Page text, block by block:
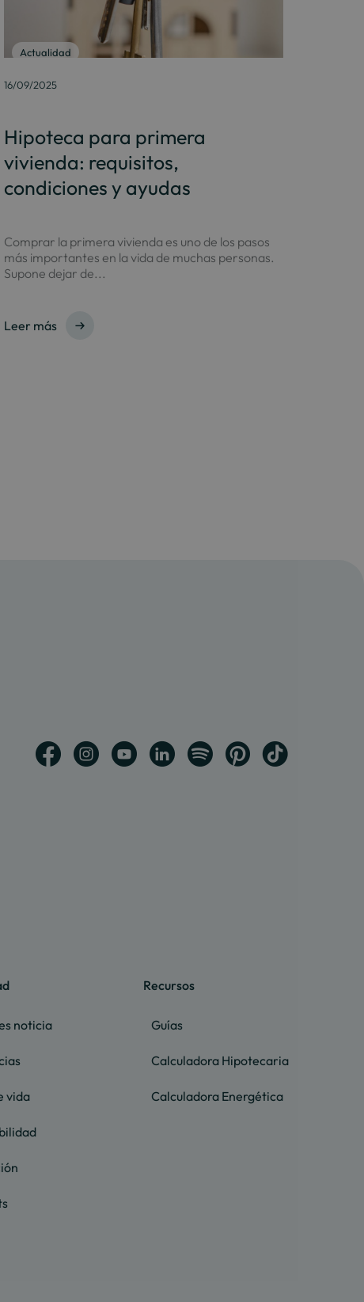
Actualidad
16/09/2025
Hipoteca para primera
vivienda: requisitos,
condiciones y ayudas
Comprar la primera vivienda es uno de los pasos
más importantes en la vida de muchas personas.
Supone dejar de...
Leer más
noticia
vida
Recursos
Guías
Calculadora Hipotecaria
Calculadora Energética